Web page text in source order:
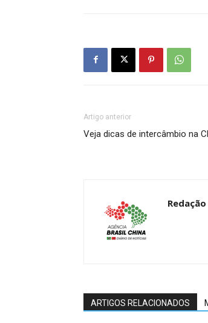
Artigo anterior
Veja dicas de intercâmbio na
Redação
ARTIGOS RELACIONADOS